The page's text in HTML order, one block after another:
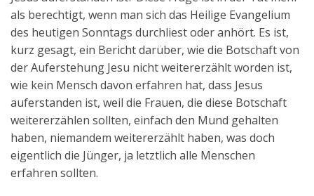
als berechtigt, wenn man sich das Heilige Evangelium
des heutigen Sonntags durchliest oder anhört. Es ist,
kurz gesagt, ein Bericht darüber, wie die Botschaft von
der Auferstehung Jesu nicht weitererzählt worden ist,
wie kein Mensch davon erfahren hat, dass Jesus
auferstanden ist, weil die Frauen, die diese Botschaft
weitererzählen sollten, einfach den Mund gehalten
haben, niemandem weitererzählt haben, was doch
eigentlich die Jünger, ja letztlich alle Menschen
erfahren sollten.